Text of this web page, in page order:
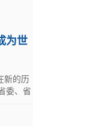
为世
的历
委、省